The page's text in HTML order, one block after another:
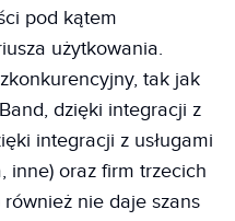
pod kątem
użytkowania.
tak jak
dzięki integracji z
integracji z usługami
inne) oraz firm trzecich
nie daje szans